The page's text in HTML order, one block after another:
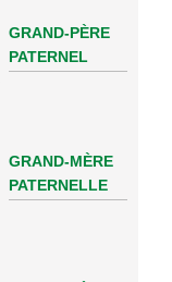
GRAND-PÈRE
PATERNEL
GRAND-MÈRE
PATERNELLE